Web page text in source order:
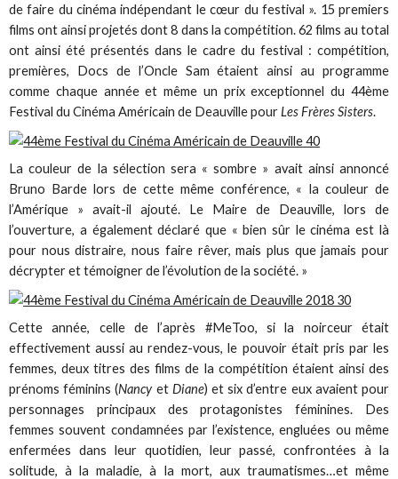
de faire du cinéma indépendant le cœur du festival ». 15 premiers
films ont ainsi projetés dont 8 dans la compétition. 62 films au total
ont ainsi été présentés dans le cadre du festival : compétition,
premières, Docs de l’Oncle Sam étaient ainsi au programme
comme chaque année et même un prix exceptionnel du 44ème
Festival du Cinéma Américain de Deauville pourLes Frères Sisters.
La couleur de la sélection sera « sombre » avait ainsi annoncé
Bruno Barde lors de cette même conférence, « la couleur de
l’Amérique » avait-il ajouté. Le Maire de Deauville, lors de
l’ouverture, a également déclaré que « bien sûr le cinéma est là
pour nous distraire, nous faire rêver, mais plus que jamais pour
décrypter et témoigner de l’évolution de la société. »
Cette année, celle de l’après #MeToo, si la noirceur était
effectivement aussi au rendez-vous, le pouvoir était pris par les
femmes, deux titres des films de la compétition étaient ainsi des
prénoms féminins (Nancy etDiane) et six d’entre eux avaient pour
personnages principaux des protagonistes féminines. Des
femmes souvent condamnées par l’existence, engluées ou même
enfermées dans leur quotidien, leur passé, confrontées à la
solitude, à la maladie, à la mort, aux traumatismes…et même